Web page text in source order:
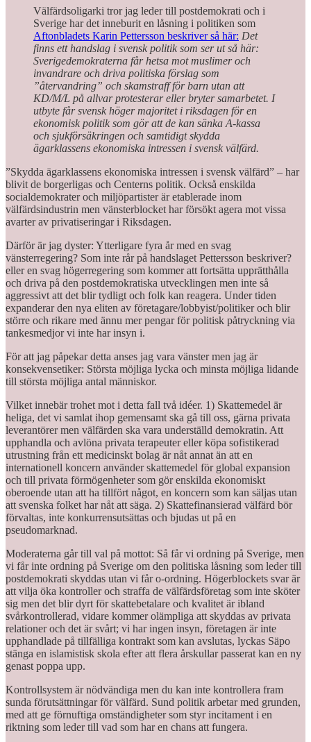
Välfärdsoligarki tror jag leder till postdemokrati och i
Sverige har det inneburit en låsning i politiken som
Aftonbladets Karin Pettersson beskriver så här: Det
finns ett handslag i svensk politik som ser ut så här:
Sverigedemokraterna får hetsa mot muslimer och
invandrare och driva politiska förslag som
”återvandring” och skamstraff för barn utan att
KD/M/L på allvar protesterar eller bryter samarbetet. I
utbyte får svensk höger majoritet i riksdagen för en
ekonomisk politik som gör att de kan sänka A-kassa
och sjukförsäkringen och samtidigt skydda
ägarklassens ekonomiska intressen i svensk välfärd.
”Skydda ägarklassens ekonomiska intressen i svensk välfärd” – har
blivit de borgerligas och Centerns politik. Också enskilda
socialdemokrater och miljöpartister är etablerade inom
välfärdsindustrin men vänsterblocket har försökt agera mot vissa
avarter av privatiseringar i Riksdagen.
Därför är jag dyster: Ytterligare fyra år med en svag
vänsterregering? Som inte rår på handslaget Pettersson beskriver?
eller en svag högerregering som kommer att fortsätta upprätthålla
och driva på den postdemokratiska utvecklingen men inte så
aggressivt att det blir tydligt och folk kan reagera. Under tiden
expanderar den nya eliten av företagare/lobbyist/politiker och blir
större och rikare med ännu mer pengar för politisk påtryckning via
tankesmedjor vi inte har insyn i.
För att jag påpekar detta anses jag vara vänster men jag är
konsekvensetiker: Största möjliga lycka och minsta möjliga lidande
till största möjliga antal människor.
Vilket innebär trohet mot i detta fall två idéer. 1) Skattemedel är
heliga, det vi samlat ihop gemensamt ska gå till oss, gärna privata
leverantörer men välfärden ska vara underställd demokratin. Att
upphandla och avlöna privata terapeuter eller köpa sofistikerad
utrustning från ett medicinskt bolag är nåt annat än att en
internationell koncern använder skattemedel för global expansion
och till privata förmögenheter som gör enskilda ekonomiskt
oberoende utan att ha tillfört något, en koncern som kan säljas utan
att svenska folket har nåt att säga. 2) Skattefinansierad välfärd bör
förvaltas, inte konkurrensutsättas och bjudas ut på en
pseudomarknad.
Moderaterna går till val på mottot: Så får vi ordning på Sverige, men
vi får inte ordning på Sverige om den politiska låsning som leder till
postdemokrati skyddas utan vi får o-ordning. Högerblockets svar är
att vilja öka kontroller och straffa de välfärdsföretag som inte sköter
sig men det blir dyrt för skattebetalare och kvalitet är ibland
svårkontrollerad, vidare kommer olämpliga att skyddas av privata
relationer och det är svårt; vi har ingen insyn, företagen är inte
upphandlade på tillfälliga kontrakt som kan avslutas, lyckas Säpo
stänga en islamistisk skola efter att flera årskullar passerat kan en ny
genast poppa upp.
Kontrollsystem är nödvändiga men du kan inte kontrollera fram
sunda förutsättningar för välfärd. Sund politik arbetar med grunden,
med att ge förnuftiga omständigheter som styr incitament i en
riktning som leder till vad som har en chans att fungera.